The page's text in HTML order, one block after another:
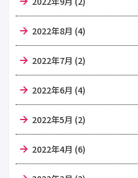
2022年8月 (4)
2022年7月 (2)
2022年6月 (4)
2022年5月 (2)
2022年4月 (6)